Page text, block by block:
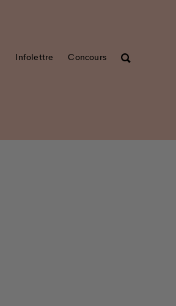
Infolettre Concours Rechercher